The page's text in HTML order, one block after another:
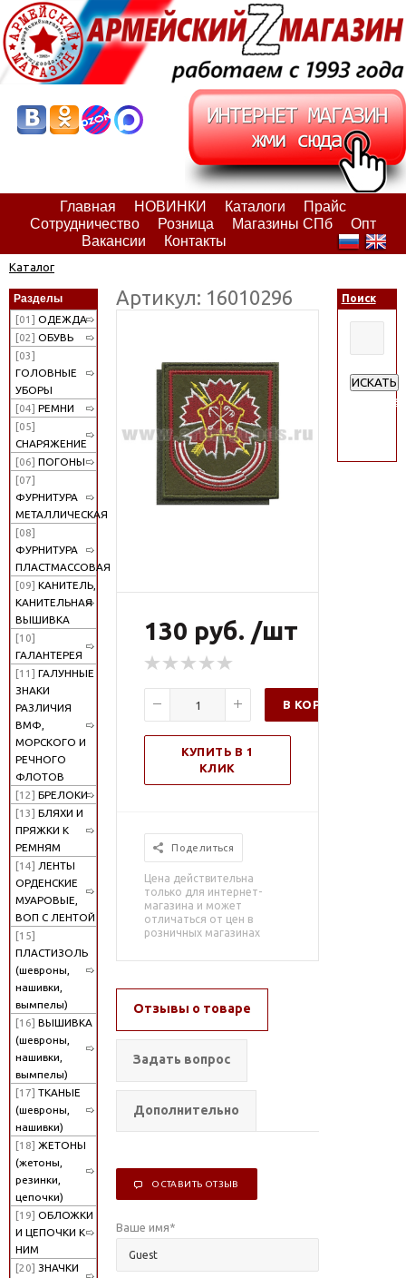
Главная НОВИНКИ Каталоги
Прайс
Сотрудничество
Розница Магазины СПб
Опт
Вакансии
Контакты
Каталог
Разделы
[01] ОДЕЖДА
[02] ОБУВЬ
[03]
ГОЛОВНЫЕ
УБОРЫ
[04] РЕМНИ
[05]
СНАРЯЖЕНИЕ
[06] ПОГОНЫ
[07]
ФУРНИТУРА
МЕТАЛЛИЧЕСКАЯ
[08]
ФУРНИТУРА
ПЛАСТМАССОВАЯ
[09] КАНИТЕЛЬ,
КАНИТЕЛЬНАЯ
ВЫШИВКА
[10]
ГАЛАНТЕРЕЯ
[11] ГАЛУННЫЕ
ЗНАКИ
РАЗЛИЧИЯ
ВМФ,
МОРСКОГО И
РЕЧНОГО
ФЛОТОВ
[12] БРЕЛОКИ
[13] БЛЯХИ И
ПРЯЖКИ К
РЕМНЯМ
[14] ЛЕНТЫ
ОРДЕНСКИЕ
МУАРОВЫЕ,
ВОП С ЛЕНТОЙ
[15]
ПЛАСТИЗОЛЬ
(шевроны,
нашивки,
вымпелы)
[16] ВЫШИВКА
(шевроны,
нашивки,
вымпелы)
[17] ТКАНЫЕ
(шевроны,
нашивки)
[18] ЖЕТОНЫ
(жетоны,
резинки,
цепочки)
[19] ОБЛОЖКИ
И ЦЕПОЧКИ К
НИМ
[20] ЗНАЧКИ
Артикул: 16010296
130 руб. /шт
В КОРЗИНУ
КУПИТЬ В 1
КЛИК
Поделиться
Цена действительна
только для интернет-
магазина и может
отличаться от цен в
розничных магазинах
Отзывы о товаре
Задать вопрос
Дополнительно
ОСТАВИТЬ ОТЗЫВ
Ваше имя*
Поиск
ИСКАТЬ